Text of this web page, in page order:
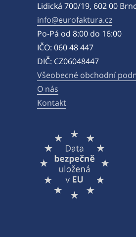
Lidická 700/19, 602 00
info@eurofaktura.cz
Po-Pá od 8:00 do 16:00
IČO: 060 48 447
DIČ: CZ06048447
Všeobecné obchodní
O nás
Kontakt